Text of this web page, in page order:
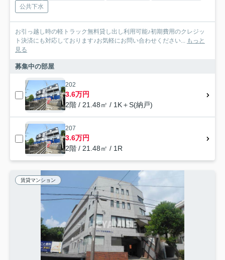
公共下水
お引っ越し時の軽トラック無料貸し出し利用可能♪初期費用のクレジッ
ト決済にも対応しております♪お気軽にお問い合わせください... もっと
見る
募集中の部屋
202
3.6万円
2階 / 21.48㎡ / 1K＋S(納戸)
207
3.6万円
2階 / 21.48㎡ / 1R
賃貸マンション